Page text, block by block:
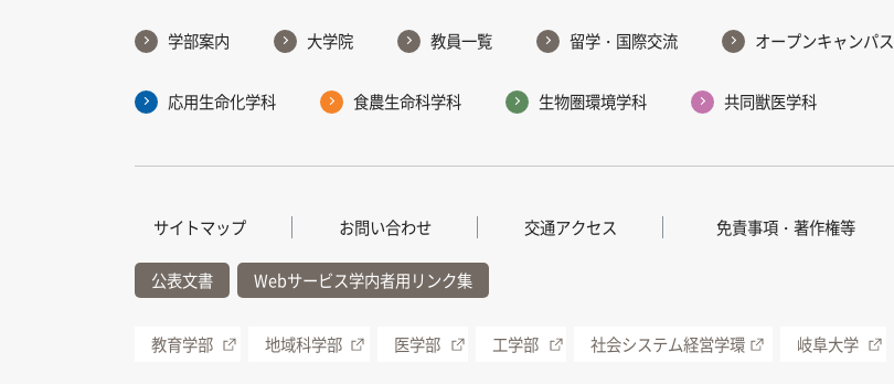
学部案内 大学院 教員一覧 留学・国際交流 オープンキャンパス
応用生命化学科 食農生命科学科 生物圏環境学科 共同獣医学科
サイトマップ お問い合わせ 交通アクセス 免責事項・著作権等
公表文書 Webサービス学内者用リンク集
教育学部 地域科学部 医学部 工学部 社会システム経営学環 岐阜大学